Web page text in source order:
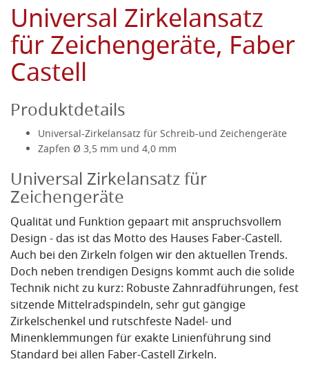
Universal Zirkelansatz
für Zeichengeräte, Faber
Castell
Produktdetails
Universal-Zirkelansatz für Schreib-und Zeichengeräte
Zapfen Ø 3,5 mm und 4,0 mm
Universal Zirkelansatz für
Zeichengeräte
Qualität und Funktion gepaart mit anspruchsvollem
Design - das ist das Motto des Hauses Faber-Castell.
Auch bei den Zirkeln folgen wir den aktuellen Trends.
Doch neben trendigen Designs kommt auch die solide
Technik nicht zu kurz: Robuste Zahnradführungen, fest
sitzende Mittelradspindeln, sehr gut gängige
Zirkelschenkel und rutschfeste Nadel- und
Minenklemmungen für exakte Linienführung sind
Standard bei allen Faber-Castell Zirkeln.